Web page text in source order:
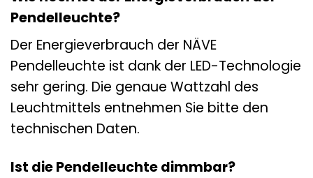
Pendelleuchte?
Der Energieverbrauch der NÄVE
Pendelleuchte ist dank der LED-Technologie
sehr gering. Die genaue Wattzahl des
Leuchtmittels entnehmen Sie bitte den
technischen Daten.
Ist die Pendelleuchte dimmbar?